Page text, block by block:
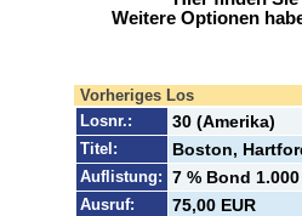
Weitere Optionen
Vorheriges Los
Losnr.:
30 (Amerika)
Titel: Boston,
Auflistung: 7 % Bond
Ausruf: 75,00 EUR